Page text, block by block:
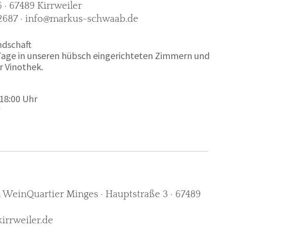
· 67489 Kirrweiler
· info@markus-schwaab.de
in unseren hübsch eingerichteten Zimmern und
Vinothek.
Uhr
Minges · Hauptstraße 3 · 67489